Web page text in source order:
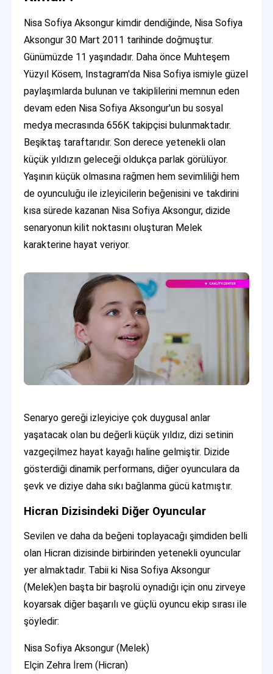
Nisa Sofiya Aksongur kimdir dendiğinde, Nisa Sofiya
Aksongur 30 Mart 2011 tarihinde doğmuştur.
Günümüzde 11 yaşındadır. Daha önce Muhteşem
Yüzyıl Kösem, Instagram'da Nisa Sofiya ismiyle güzel
paylaşımlarda bulunan ve takiplilerini memnun eden
devam eden Nisa Sofiya Aksongur'un bu sosyal
medya mecrasında 656K takipçisi bulunmaktadır.
Beşiktaş taraftarıdır. Son derece yetenekli olan
küçük yıldızın geleceği oldukça parlak görülüyor.
Yaşının küçük olmasına rağmen hem sevimliliği hem
de oyunculuğu ile izleyicilerin beğenisini ve takdirini
kısa sürede kazanan Nisa Sofiya Aksongur, dizide
senaryonun kilit noktasını oluşturan Melek
karakterine hayat veriyor.
Senaryo gereği izleyiciye çok duygusal anlar
yaşatacak olan bu değerli küçük yıldız, dizi setinin
vazgeçilmez hayat kayağı haline gelmiştir. Dizide
gösterdiği dinamik performans, diğer oyunculara da
şevk ve diziye daha sıkı bağlanma gücü katmıştır.
Hicran Dizisindeki Diğer Oyuncular
Sevilen ve daha da beğeni toplayacağı şimdiden belli
olan Hicran dizisinde birbirinden yetenekli oyuncular
yer almaktadır. Tabii ki Nisa Sofiya Aksongur
(Melek)en başta bir başrolü oynadığı için onu zirveye
koyarsak diğer başarılı ve güçlü oyuncu ekip sırası ile
şöyledir:
Nisa Sofiya Aksongur (Melek)
Elçin Zehra İrem (Hicran)